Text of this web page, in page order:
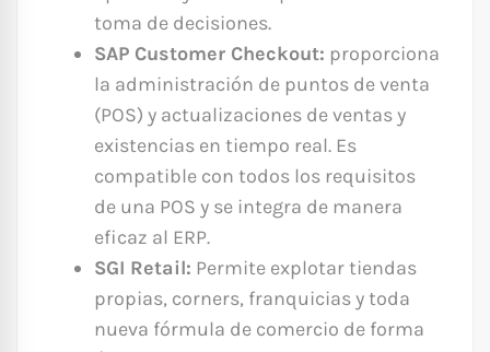
toma de decisiones.
SAP Customer Checkout: proporciona
la administración de puntos de venta
(POS) y actualizaciones de ventas y
existencias en tiempo real. Es
compatible con todos los requisitos
de una POS y se integra de manera
eficaz al ERP.
SGI Retail: Permite explotar tiendas
propias, corners, franquicias y toda
nueva fórmula de comercio de forma